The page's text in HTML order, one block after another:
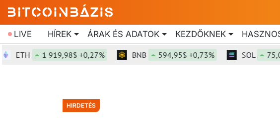
LIVE HÍREK ÁRAK ÉS ADATOK KEZDŐKNEK
1 919,98$ +0,27% BNB 594,95$ +0,73% SOL 75,07$
HIRDETÉS